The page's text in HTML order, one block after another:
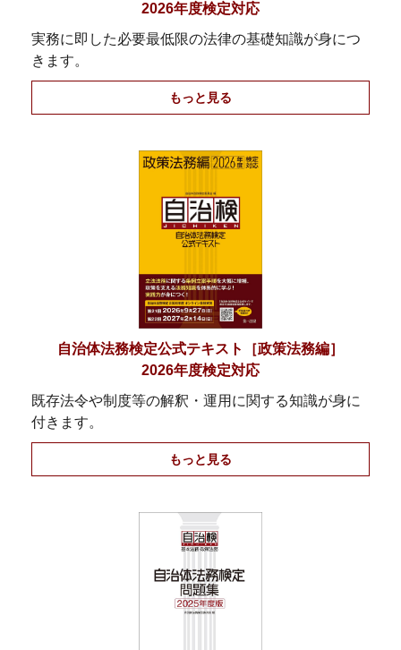
2026年度検定対応
実務に即した必要最低限の法律の基礎知識が身につ
きます。
もっと見る
自治体法務検定公式テキスト［政策法務編］
2026年度検定対応
既存法令や制度等の解釈・運用に関する知識が身に
付きます。
もっと見る